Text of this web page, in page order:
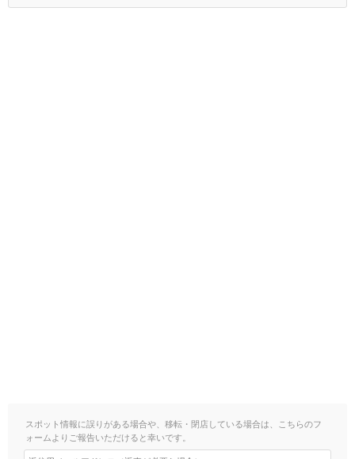
スポット情報に誤りがある場合や、移転・閉店している場合は、こちらのフ
ォームよりご報告いただけると幸いです。